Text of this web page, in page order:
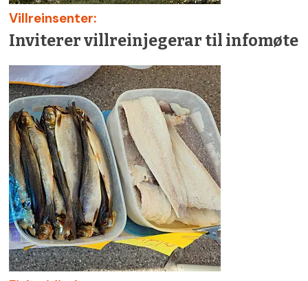
Villreinsenter:
Inviterer villreinjegerar til infomøte